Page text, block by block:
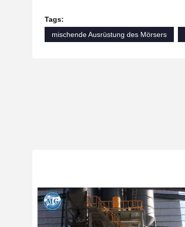
Tags:
mischende Ausrüstung des Mörsers